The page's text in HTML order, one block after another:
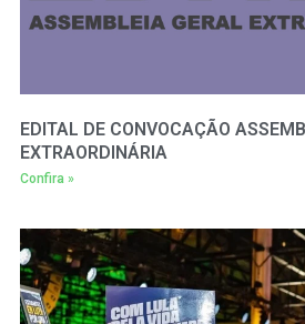
EDITAL DE CONVOCAÇÃO
EXTRAORDINÁRIA
Confira »